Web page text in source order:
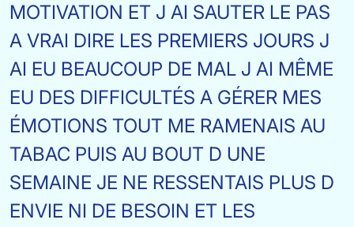
MOTIVATION ET J AI SAUTER LE PAS
A VRAI DIRE LES PREMIERS JOURS J
AI EU BEAUCOUP DE MAL J AI MÊME
EU DES DIFFICULTÉS A GÉRER MES
ÉMOTIONS TOUT ME RAMENAIS AU
TABAC PUIS AU BOUT D UNE
SEMAINE JE NE RESSENTAIS PLUS D
ENVIE NI DE BESOIN ET LES